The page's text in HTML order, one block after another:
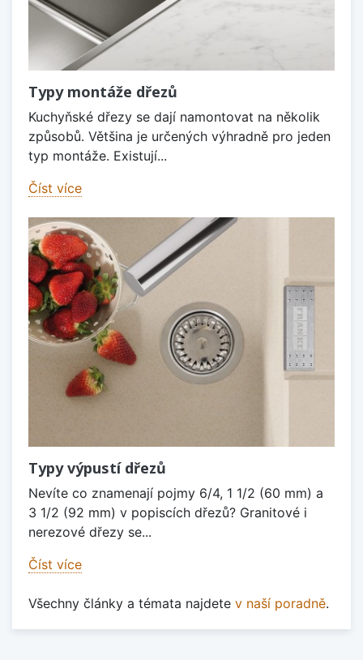
Typy montáže dřezů
Kuchyňské dřezy se dají namontovat na několik
způsobů. Většina je určených výhradně pro jeden
typ montáže. Existují...
Číst více
Typy výpustí dřezů
Nevíte co znamenají pojmy 6/4, 1 1/2 (60 mm) a
3 1/2 (92 mm) v popiscích dřezů? Granitové i
nerezové dřezy se...
Číst více
Všechny články a témata najdete v naší poradně.